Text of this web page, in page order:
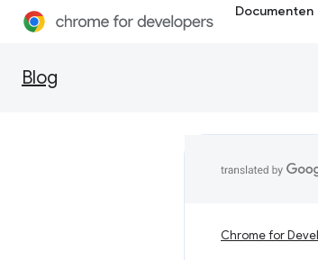
Documenten
Blog
Chrome for